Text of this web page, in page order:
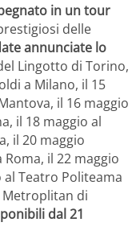
in un tour
delle
annunciate lo
Lingotto di Torino,
a Milano, il 15
il 16 maggio
il 18 maggio al
il 20 maggio
il 22 maggio
al Teatro Politeama
Metroplitan di
dal 21